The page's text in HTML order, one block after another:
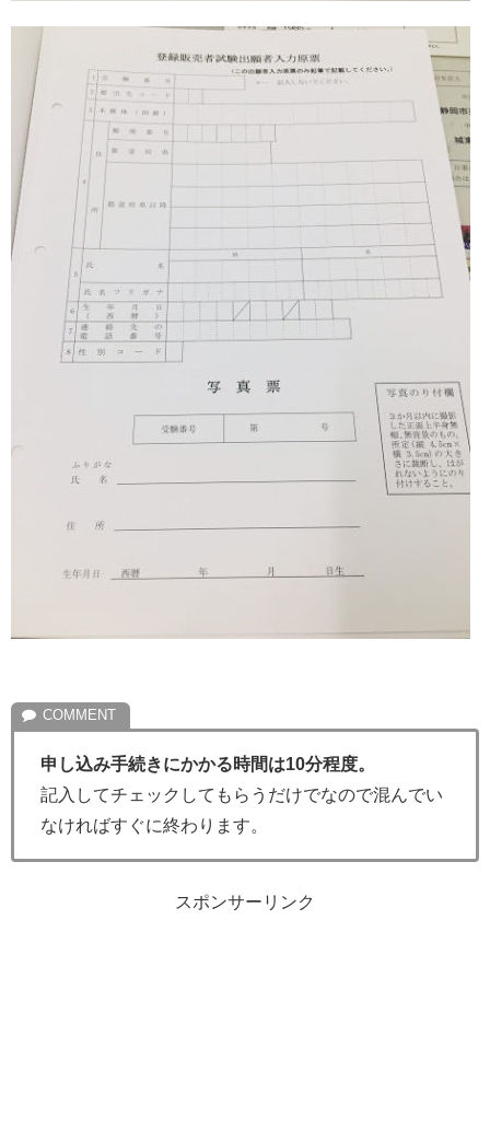
申し込み手続きにかかる時間は10分程度。
記入してチェックしてもらうだけでなので混んでい
なければすぐに終わります。
スポンサーリンク